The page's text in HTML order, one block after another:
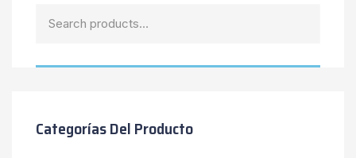
Categorías Del Producto